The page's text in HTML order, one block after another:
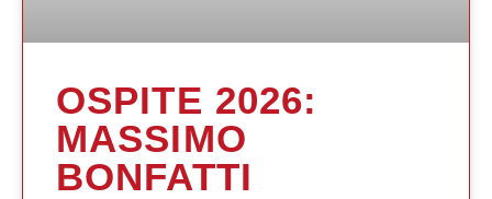
OSPITE 2026:
MASSIMO
BONFATTI